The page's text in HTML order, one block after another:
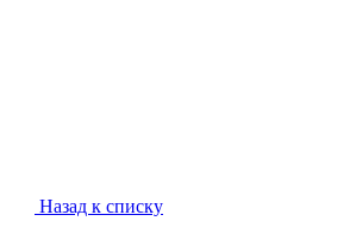
Назад к списку